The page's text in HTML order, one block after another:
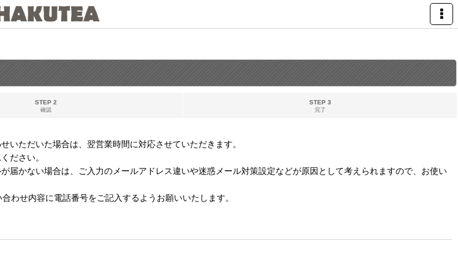
STEP 2
確認
STEP 3
完了
いただいた場合は、翌営業時間に対応させていただきます。
ださい。
届かない場合は、ご入力のメールアドレス違いや迷惑メール対策設定などが原因として考えられますので、お使い
わせ内容に電話番号をご記入するようお願いいたします。